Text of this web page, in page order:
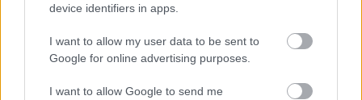
device identifiers in apps.
I want to allow my user data to be sent to
Google for online advertising purposes.
I want to allow Google to send me